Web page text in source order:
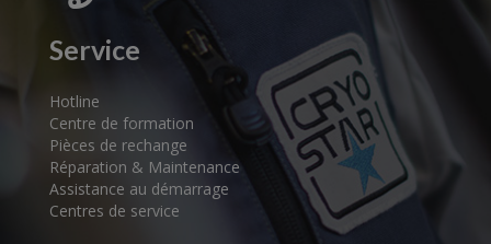
Service
Hotline
Centre de formation
Pièces de rechange
Réparation & Maintenance
Assistance au démarrage
Centres de service